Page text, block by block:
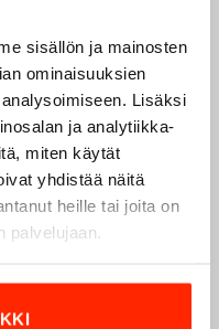
sisällön ja mainosten
ominaisuuksien
Lisäksi
ja analytiikka-
miten käytät
yhdistää näitä
heille tai joita on
palvelujaan.
vuodesta
ja
joka on toiminut
laadukkaita vaatteita,
kokemuksella
yhteistyössä käyttäjien
kokemus inspiroi